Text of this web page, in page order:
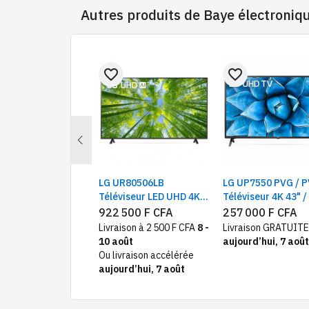
Autres produits de Baye
Previous
LG UR80506LB
Téléviseur LED UHD 4K
86" , ThinQ AI TV, Smart
TV Noir, Processeur a7
favorite_border
922 500 F CFA
Livraison à 2 500 F CFA 8 -
10 août
Ou livraison accélérée
aujourd’hui, 7 août
LG UP7550 PVG /
Téléviseur 4K 43"
UHD Smart LED TV
favorite_border
257 000 F CFA
Livraison GRATUITE
aujourd’hui, 7 août